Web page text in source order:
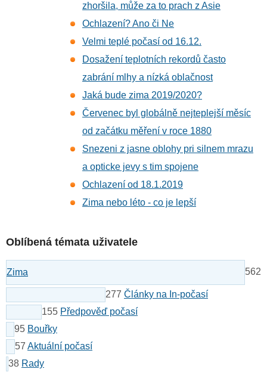
zhoršila, může za to prach z Asie
Ochlazení? Ano či Ne
Velmi teplé počasí od 16.12.
Dosažení teplotních rekordů často
zabrání mlhy a nízká oblačnost
Jaká bude zima 2019/2020?
Červenec byl globálně nejteplejší měsíc
od začátku měření v roce 1880
Snezeni z jasne oblohy pri silnem mrazu
a opticke jevy s tim spojene
Ochlazení od 18.1.2019
Zima nebo léto - co je lepší
Oblíbená témata uživatele
Zima 562
277 Články na In-počasí
155 Předpověď počasí
95 Bouřky
57 Aktuální počasí
38 Rady